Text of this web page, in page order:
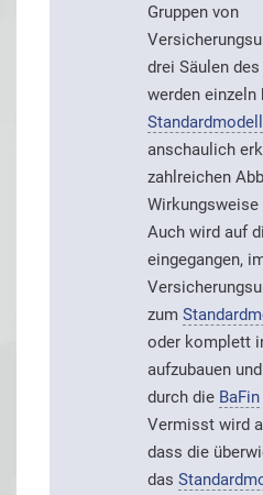
Gruppen von
drei Säulen
werden einzeln
Standardmodell
anschaulich
zahlreichen
Auch wird auf
eingegangen,
zum
oder komplett
aufzubauen
durch die BaFin
Vermisst wird
dass die
das